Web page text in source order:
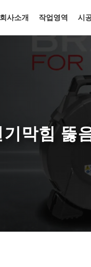
회사소개 작업영역 시
막힘 뚫